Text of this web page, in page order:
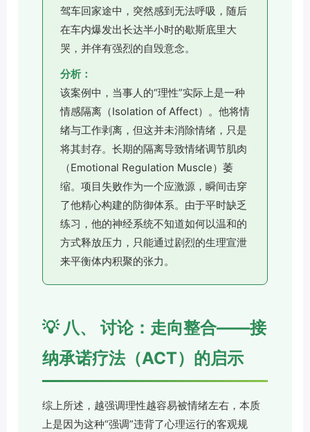
驾车回家途中，突然感到无法呼吸，随后
在车内爆发出长达半小时的歇斯底里大
哭，并伴有强烈的自毁意念。
分析：
该案例中，当事人的“理性”实际上是一种
情感隔离（Isolation of Affect）。他将情
绪与工作剥离，但这并未消除情绪，只是
将其封存。长期的隔离导致情绪调节肌肉
（Emotional Regulation Muscle）萎
缩。项目失败作为一个应激源，瞬间击穿
了他精心构建的防御体系。由于平时缺乏
练习，他的神经系统不知道如何以温和的
方式释放压力，只能通过剧烈的生理宣泄
来平衡体内积聚的张力。
💡 八、 讨论：走向整合——接
纳承诺疗法（ACT）的启示
综上所述，越强调理性越容易被情绪左右，本质
上是因为这种“强调”违背了心理运行的客观规